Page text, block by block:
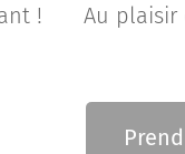
! 🔗 Au